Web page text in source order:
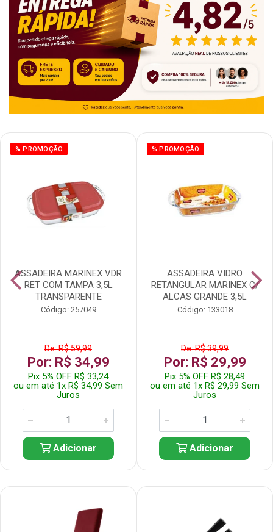
% PROMOÇÃO
ASSADEIRA MARINEX VDR
RET COM TAMPA 3,5L
TRANSPARENTE
Código: 257049
De: R$ 59,99
Por: R$ 34,99
Pix 5% OFF R$ 33,24
ou em até 1x R$ 34,99 Sem
Juros
Adicionar
% PROMOÇÃO
ASSADEIRA VIDRO
RETANGULAR MARINEX C/
ALCAS GRANDE 3,5L
Código: 133018
De: R$ 39,99
Por: R$ 29,99
Pix 5% OFF R$ 28,49
ou em até 1x R$ 29,99 Sem
Juros
Adicionar